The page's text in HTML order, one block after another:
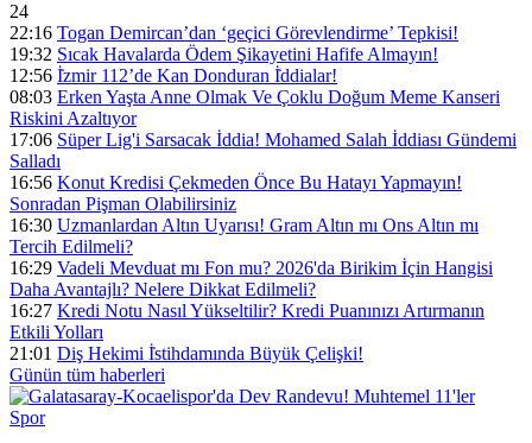
24
22:16 Togan Demircan’dan ‘geçici Görevlendirme’ Tepkisi!
19:32 Sıcak Havalarda Ödem Şikayetini Hafife Almayın!
12:56 İ̇zmir 112’de Kan Donduran İ̇ddialar!
08:03 Erken Yaşta Anne Olmak Ve Çoklu Doğum Meme Kanseri
Riskini Azaltıyor
17:06 Süper Lig'i Sarsacak İddia! Mohamed Salah İddiası Gündemi
Salladı
16:56 Konut Kredisi Çekmeden Önce Bu Hatayı Yapmayın!
Sonradan Pişman Olabilirsiniz
16:30 Uzmanlardan Altın Uyarısı! Gram Altın mı Ons Altın mı
Tercih Edilmeli?
16:29 Vadeli Mevduat mı Fon mu? 2026'da Birikim İçin Hangisi
Daha Avantajlı? Nelere Dikkat Edilmeli?
16:27 Kredi Notu Nasıl Yükseltilir? Kredi Puanınızı Artırmanın
Etkili Yolları
21:01 Diş Hekimi İ̇stihdamında Büyük Çelişki!
Günün tüm haberleri
Spor